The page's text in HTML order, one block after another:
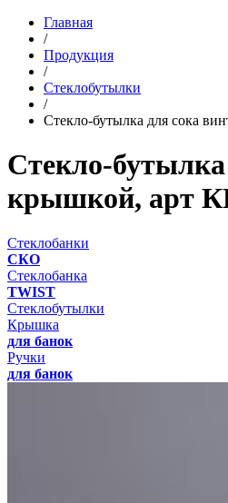
Главная
/
Продукция
/
Стеклобутылки
/
Стекло-бутылка для сока
Стекло-
крышкой, арт
Стеклобанки
СКО
Стеклобанка
TWIST
Стеклобутылки
Крышка
для банок
Ручки
для банок